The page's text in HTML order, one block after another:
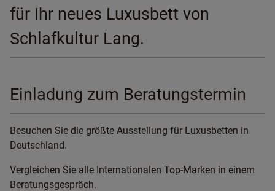
für Ihr neues Luxusbett von
Schlafkultur Lang.
Einladung zum Beratungstermin
Besuchen Sie die größte Ausstellung für Luxusbetten in
Deutschland.
Vergleichen Sie alle Internationalen Top-Marken in einem
Beratungsgespräch.